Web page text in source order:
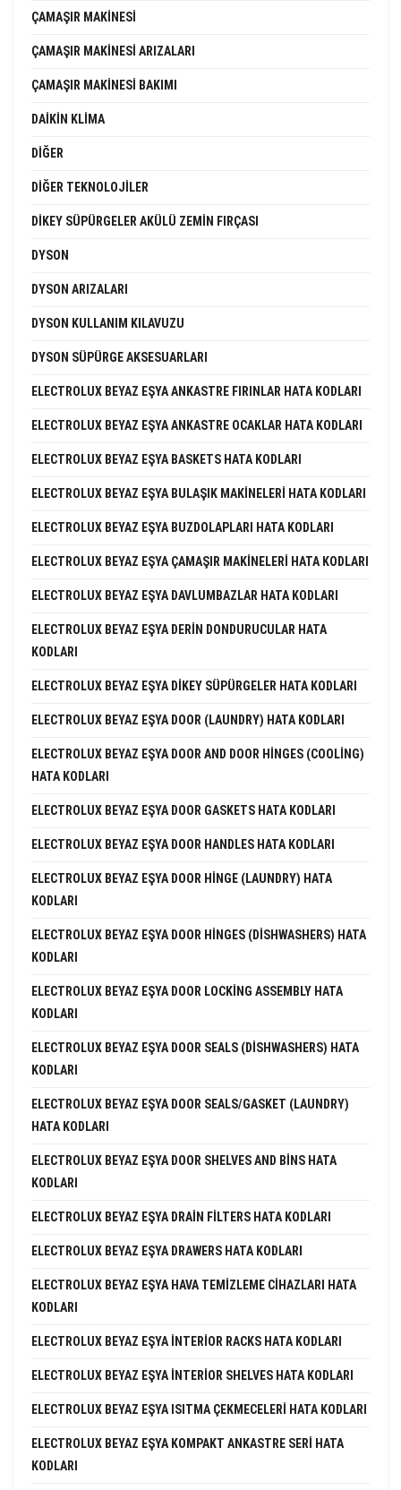
ÇAMAŞIR MAKINESI
ÇAMAŞIR MAKINESI ARIZALARI
ÇAMAŞIR MAKINESI BAKIMI
DAIKIN KLIMA
DIĞER
DIĞER TEKNOLOJILER
DIKEY SÜPÜRGELER AKÜLÜ ZEMIN FIRÇASI
DYSON
DYSON ARIZALARI
DYSON KULLANIM KILAVUZU
DYSON SÜPÜRGE AKSESUARLARI
ELECTROLUX BEYAZ EŞYA ANKASTRE FIRINLAR HATA KODLARI
ELECTROLUX BEYAZ EŞYA ANKASTRE OCAKLAR HATA KODLARI
ELECTROLUX BEYAZ EŞYA BASKETS HATA KODLARI
ELECTROLUX BEYAZ EŞYA BULAŞIK MAKINELERI HATA KODLARI
ELECTROLUX BEYAZ EŞYA BUZDOLAPLARI HATA KODLARI
ELECTROLUX BEYAZ EŞYA ÇAMAŞIR MAKINELERI HATA KODLARI
ELECTROLUX BEYAZ EŞYA DAVLUMBAZLAR HATA KODLARI
ELECTROLUX BEYAZ EŞYA DERIN DONDURUCULAR HATA
KODLARI
ELECTROLUX BEYAZ EŞYA DIKEY SÜPÜRGELER HATA KODLARI
ELECTROLUX BEYAZ EŞYA DOOR (LAUNDRY) HATA KODLARI
ELECTROLUX BEYAZ EŞYA DOOR AND DOOR HINGES (COOLING)
HATA KODLARI
ELECTROLUX BEYAZ EŞYA DOOR GASKETS HATA KODLARI
ELECTROLUX BEYAZ EŞYA DOOR HANDLES HATA KODLARI
ELECTROLUX BEYAZ EŞYA DOOR HINGE (LAUNDRY) HATA
KODLARI
ELECTROLUX BEYAZ EŞYA DOOR HINGES (DISHWASHERS) HATA
KODLARI
ELECTROLUX BEYAZ EŞYA DOOR LOCKING ASSEMBLY HATA
KODLARI
ELECTROLUX BEYAZ EŞYA DOOR SEALS (DISHWASHERS) HATA
KODLARI
ELECTROLUX BEYAZ EŞYA DOOR SEALS/GASKET (LAUNDRY)
HATA KODLARI
ELECTROLUX BEYAZ EŞYA DOOR SHELVES AND BINS HATA
KODLARI
ELECTROLUX BEYAZ EŞYA DRAIN FILTERS HATA KODLARI
ELECTROLUX BEYAZ EŞYA DRAWERS HATA KODLARI
ELECTROLUX BEYAZ EŞYA HAVA TEMIZLEME CIHAZLARI HATA
KODLARI
ELECTROLUX BEYAZ EŞYA INTERIOR RACKS HATA KODLARI
ELECTROLUX BEYAZ EŞYA INTERIOR SHELVES HATA KODLARI
ELECTROLUX BEYAZ EŞYA ISITMA ÇEKMECELERI HATA KODLARI
ELECTROLUX BEYAZ EŞYA KOMPAKT ANKASTRE SERI HATA
KODLARI